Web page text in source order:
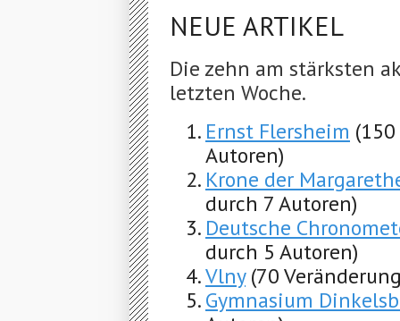
NEUE ARTIKEL
Die zehn am stärksten
letzten Woche.
Ernst Flersheim
Autoren)
Krone der
durch 7 Autoren)
Deutsche
durch 5 Autoren)
Vlny (70
Gymnasium